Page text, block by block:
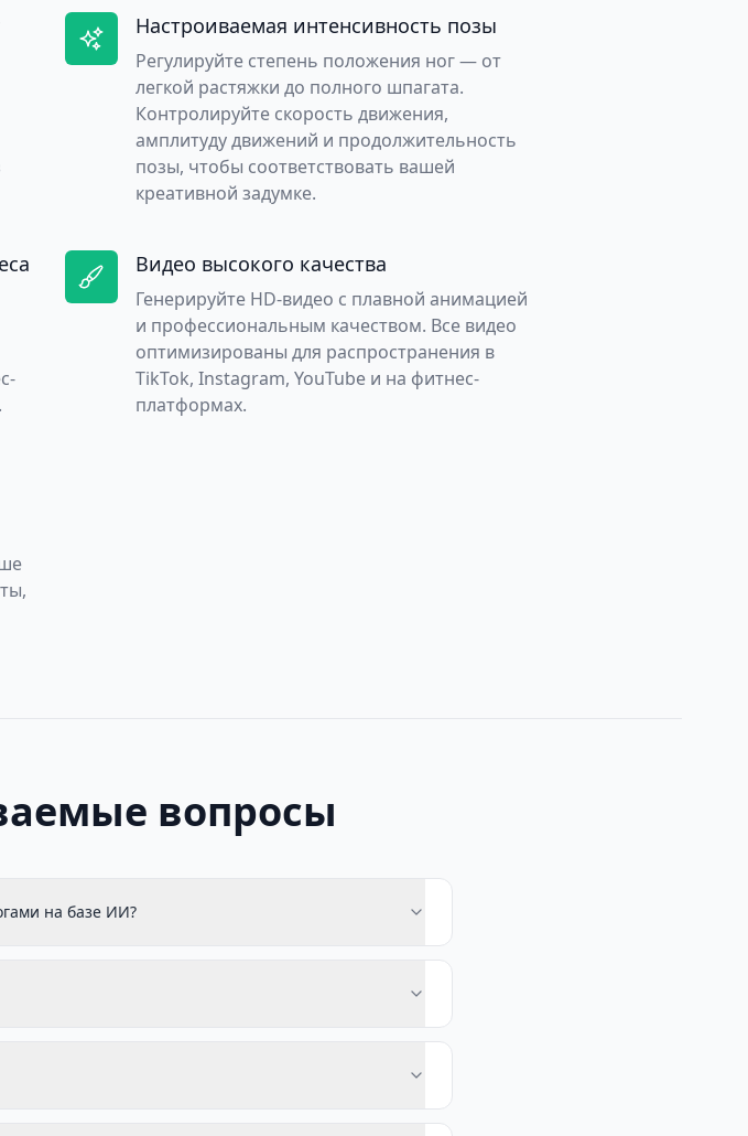
Настроиваемая интенсивность позы
Регулируйте степень положения ног — от
легкой растяжки до полного шпагата.
Контролируйте скорость движения,
амплитуду движений и продолжительность
позы, чтобы соответствовать вашей
креативной задумке.
Видео высокого качества
Генерируйте HD-видео с плавной анимацией
и профессиональным качеством. Все видео
оптимизированы для распространения в
TikTok, Instagram, YouTube и на фитнес-
платформах.
вопросы
на базе ИИ?